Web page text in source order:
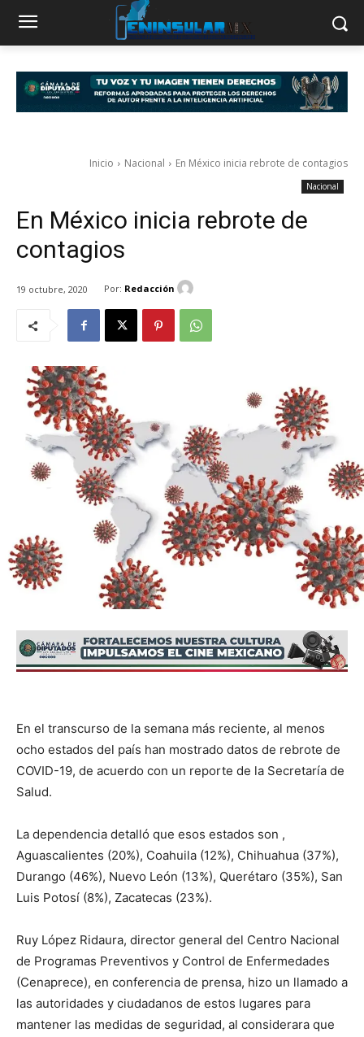
Inicio Nacional En México inicia rebrote de contagios
Nacional
En México inicia rebrote de
contagios
19 octubre, 2020 Por: Redacción
En el transcurso de la semana más reciente, al menos
ocho estados del país han mostrado datos de rebrote de
COVID-19, de acuerdo con un reporte de la Secretaría de
Salud.
La dependencia detalló que esos estados son ,
Aguascalientes (20%), Coahuila (12%), Chihuahua (37%),
Durango (46%), Nuevo León (13%), Querétaro (35%), San
Luis Potosí (8%), Zacatecas (23%).
Ruy López Ridaura, director general del Centro Nacional
de Programas Preventivos y Control de Enfermedades
(Cenaprece), en conferencia de prensa, hizo un llamado a
las autoridades y ciudadanos de estos lugares para
mantener las medidas de seguridad, al considerara que